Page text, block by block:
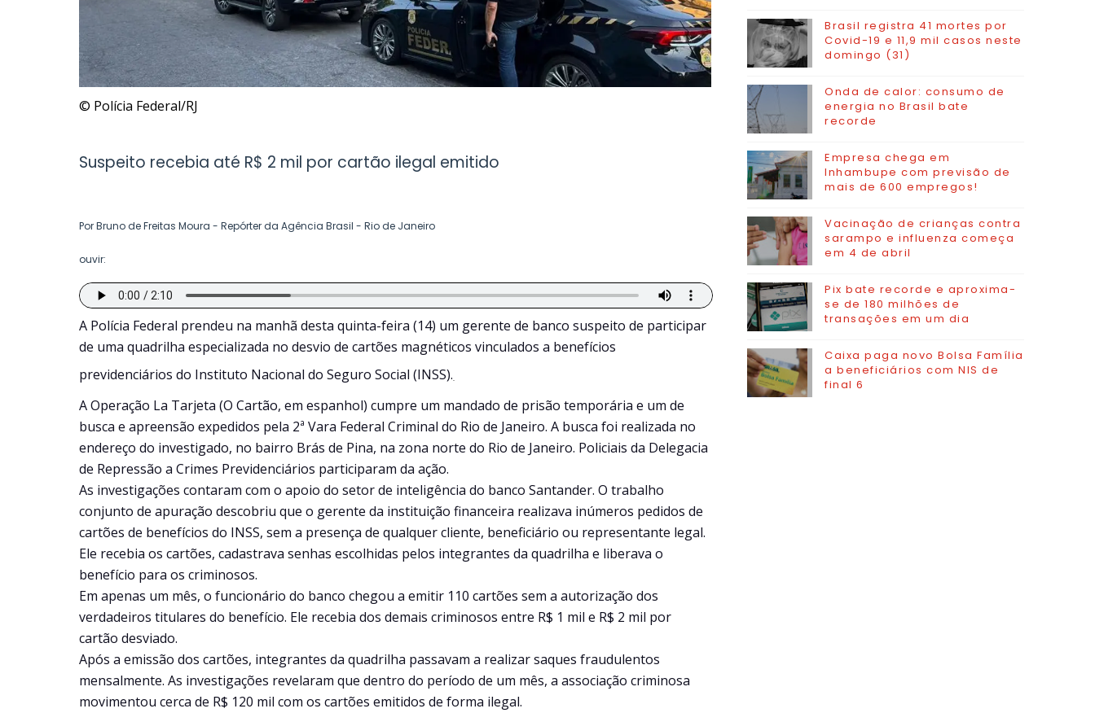
© Polícia Federal/RJ
Suspeito recebia até R$ 2 mil por cartão ilegal emitido
Por Bruno de Freitas Moura - Repórter da Agência Brasil - Rio de Janeiro
ouvir:
A Polícia Federal prendeu na manhã desta quinta-feira (14) um gerente de banco suspeito de participar
de uma quadrilha especializada no desvio de cartões magnéticos vinculados a benefícios
previdenciários do Instituto Nacional do Seguro Social (INSS).
A Operação La Tarjeta (O Cartão, em espanhol) cumpre um mandado de prisão temporária e um de
busca e apreensão expedidos pela 2ª Vara Federal Criminal do Rio de Janeiro. A busca foi realizada no
endereço do investigado, no bairro Brás de Pina, na zona norte do Rio de Janeiro. Policiais da Delegacia
de Repressão a Crimes Previdenciários participaram da ação.
As investigações contaram com o apoio do setor de inteligência do banco Santander. O trabalho
conjunto de apuração descobriu que o gerente da instituição financeira realizava inúmeros pedidos de
cartões de benefícios do INSS, sem a presença de qualquer cliente, beneficiário ou representante legal.
Ele recebia os cartões, cadastrava senhas escolhidas pelos integrantes da quadrilha e liberava o
benefício para os criminosos.
Em apenas um mês, o funcionário do banco chegou a emitir 110 cartões sem a autorização dos
verdadeiros titulares do benefício. Ele recebia dos demais criminosos entre R$ 1 mil e R$ 2 mil por
cartão desviado.
Após a emissão dos cartões, integrantes da quadrilha passavam a realizar saques fraudulentos
mensalmente. As investigações revelaram que dentro do período de um mês, a associação criminosa
movimentou cerca de R$ 120 mil com os cartões emitidos de forma ilegal.
Brasil registra 41 mortes por
Covid-19 e 11,9 mil casos neste
domingo (31)
Onda de calor: consumo de
energia no Brasil bate
recorde
Empresa chega em
Inhambupe com previsão de
mais de 600 empregos!
Vacinação de crianças contra
sarampo e influenza começa
em 4 de abril
Pix bate recorde e aproxima-
se de 180 milhões de
transações em um dia
Caixa paga novo Bolsa Família
a beneficiários com NIS de
final 6